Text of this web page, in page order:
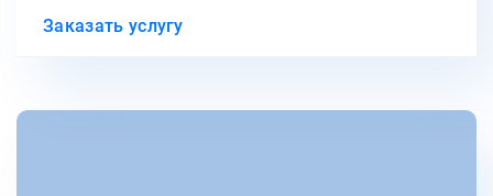
Заказать услугу